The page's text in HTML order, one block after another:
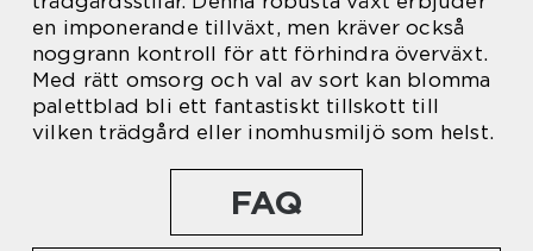
en imponerande tillväxt, men kräver också
noggrann kontroll för att förhindra överväxt.
Med rätt omsorg och val av sort kan blomma
palettblad bli ett fantastiskt tillskott till
vilken trädgård eller inomhusmiljö som helst.
FAQ